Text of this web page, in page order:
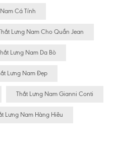
Cá Tính
Lưng Nam Cho Quần Jean
Lưng Nam Da Bò
Lưng Nam Đẹp
Thắt Lưng Nam Gianni Conti
Lưng Nam Hàng Hiêu